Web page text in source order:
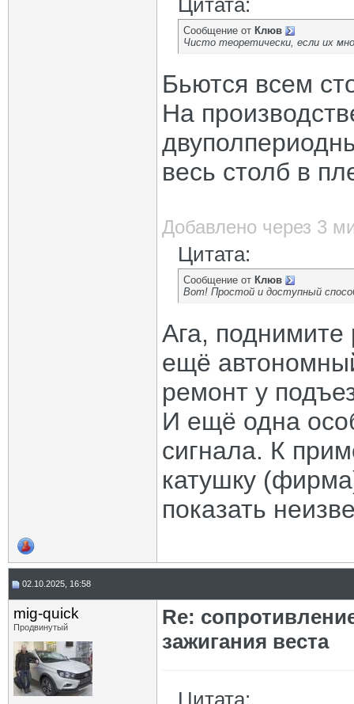
Цитата:
Сообщение от Клюв
Чисто теоретически, если их
Бьются всем
На
весь столб в
Добавлено через 3
Цитата:
Сообщение от Клюв
Вот! Простой и доступный
Ага, поднимите
ещё
ремонт у
И ещё одна
сигнала. К
катушку
показать
02.10.2025, 16:58
mig-quick
Продвинутый
Re:
зажигания веста
Цитата: